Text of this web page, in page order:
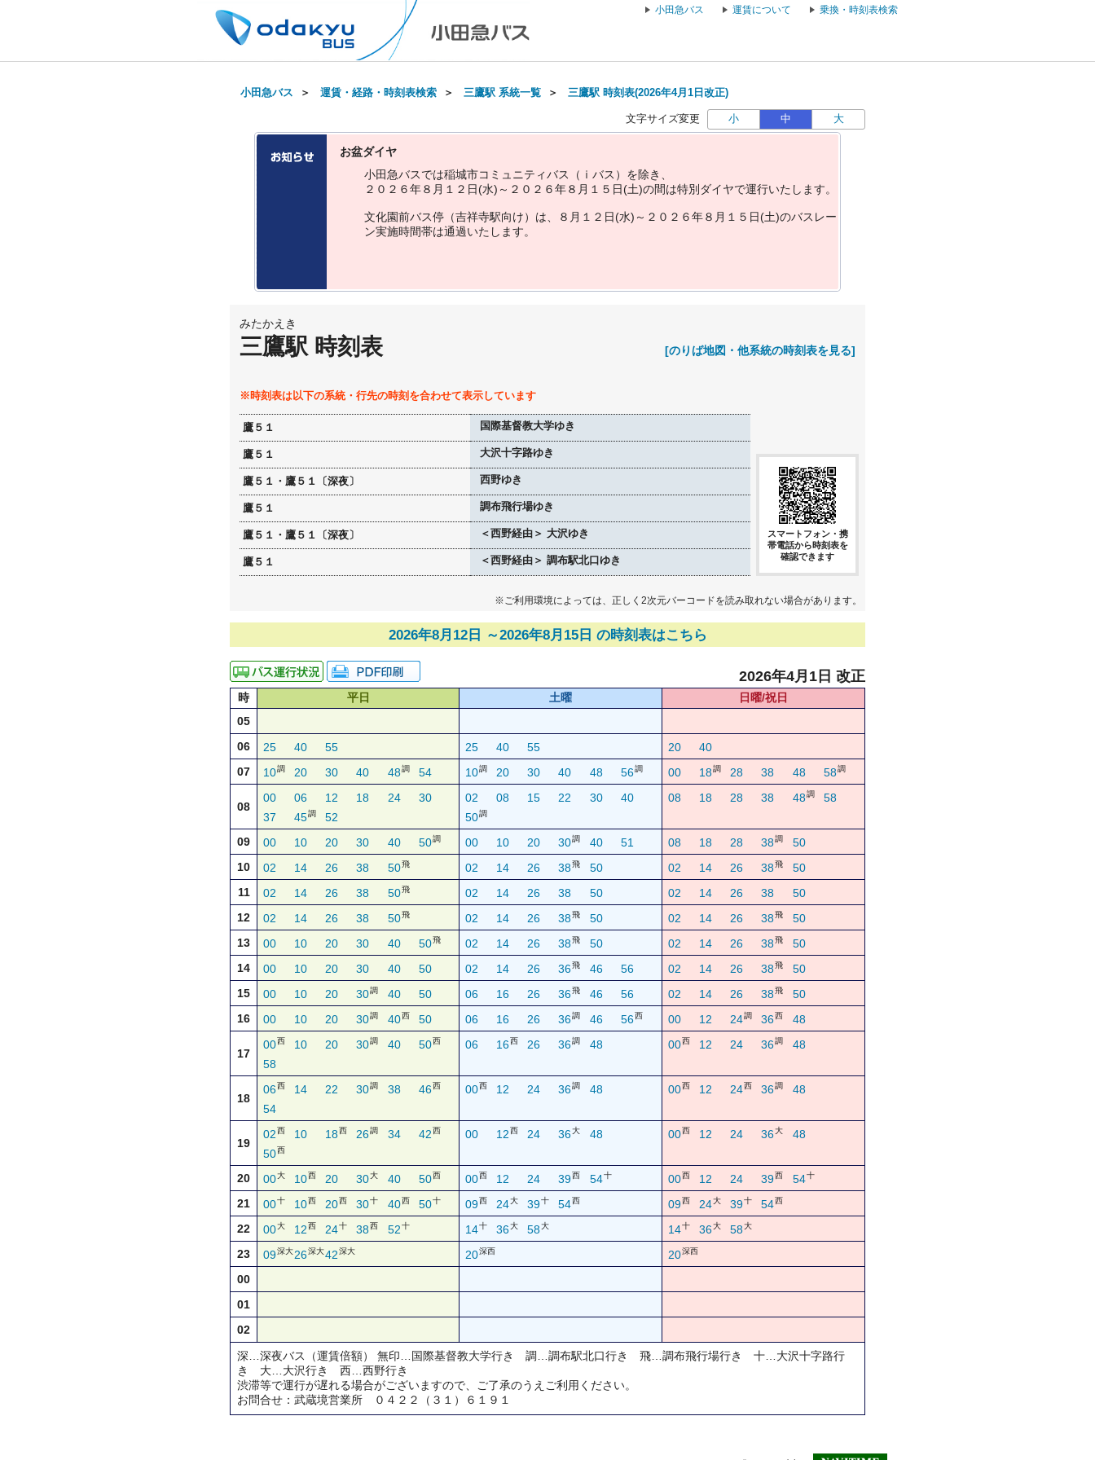
小田急バス 運賃について 乗換・時刻表検索
小田急バス ＞ 運賃・経路・時刻表検索 ＞ 三鷹駅 系統一覧 ＞ 三鷹駅 時刻表(2026年4月1日改正)
文字サイズ変更 小 中 大
お盆ダイヤ
小田急バスでは稲城市コ ミ ュ ニテ ィバス （ ｉ バス ） を除き
２ ０ ２ ６年８ 月 １ ２ 日(水) ～ ２ ０ ２ ６年８ 月 １ ５ 日(土)の間は特別 ダイヤで運行いた し ます。
文化園前バス停 （吉祥寺駅向け） は ８ 月 １ ２ 日(水) ～ ２ ０ ２ ６年８ 月 １ ５ 日(土)のバス レー
ン実施時間帯は通過いた し ます。
みたかえき
三鷹駅 時刻表 [のりば地図・他系統の時刻表を見る]
※時刻表は以下の系統・行先の時刻を合わせて表示しています
鷹５１ 国際基督教大学ゆき
鷹５１ 大沢十字路ゆき
鷹５１・鷹５１〔深夜〕 西野ゆき
鷹５１ 調布飛行場ゆき
鷹５１・鷹５１〔深夜〕 ＜西野経由＞ 大沢ゆき
鷹５１ ＜西野経由＞ 調布駅北口ゆき
スマートフォン・携
帯電話から時刻表を
確認できます
※ご利用環境によっては、正しく2次元バーコードを読み取れない場合があります。
2026年8月12日 ～2026年8月15日 の時刻表はこちら
2026年4月1日 改正
時 平日 土曜
日曜/祝日
05
06
25 40 55 25 40 55 20
40
07
10調 20 30 40 48調 54 10調 20 30 40 48 56調 00 18調 28 38 48 58調
08
00 06 12 18 24
30
37
45調 52
02 08 15 22 30
40
50調
08 18 28 38 48調 58
09 00 10 20 30 40 50調 00 10 20 30調 40 51 08 18 28 38調
50
10
02 14 26 38 50飛 02 14 26 38飛 50 02 14 26 38飛
50
11
02 14 26 38 50飛 02 14 26 38 50 02 14 26 38
50
12
02 14 26 38 50飛 02 14 26 38飛 50 02 14 26 38飛
50
13
00 10 20 30 40 50飛 02 14 26 38飛 50 02 14 26 38飛
50
14
00 10 20 30 40 50 02 14 26 36飛 46 56 02 14 26 38飛
50
15
00 10 20 30調 40 50 06 16 26 36飛 46 56 02 14 26 38飛
50
16
00 10 20 30調 40西 50 06 16 26 36調 46 56西 00 12 24調 36西 48
17
00西 10 20 30調 40 50西
58
06 16西 26 36調 48 00西 12 24 36調 48
18
06西 14 22 30調 38 46西
54
00西 12 24 36調 48 00西 12 24西 36調 48
19
02西 10 18西 26調 34 42西
50西
00 12西 24 36大 48 00西 12 24 36大 48
20 00大 10西 20 30大 40 50西 00西 12 24 39西 54十 00西 12 24 39西 54十
21 00十 10西 20西 30十 40西 50十 09西 24大 39十 54西 09西 24大 39十 54西
22 00大 12西 24十 38西 52十 14十 36大 58大 14十 36大 58大
23 09深大26深大42 深大 20深西 20深西
00
01
02
深…深夜バス（運賃倍額） 無印…国際基督教大学行き 調…調布駅北口行き 飛…調布飛行場行き 十…大沢十字路行
き 大…大沢行き 西…西野行き
渋滞等で運行が遅れる場合がございますので、ご了承のうえご利用ください。
お問合せ：武蔵境営業所 ０４２２（３１）６１９１